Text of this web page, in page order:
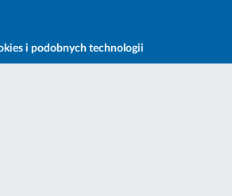
i podobnych technologii